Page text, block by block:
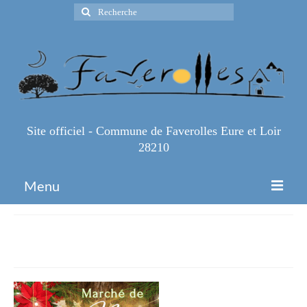
Rechercher
:
Site officiel - Commune de Faverolles Eure et Loir
28210
Menu
Infos Pratiques